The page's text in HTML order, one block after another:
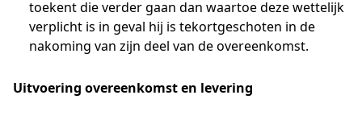
toekent die verder gaan dan waartoe deze wettelijk
verplicht is in geval hij is tekortgeschoten in de
nakoming van zijn deel van de overeenkomst.
Uitvoering overeenkomst en levering